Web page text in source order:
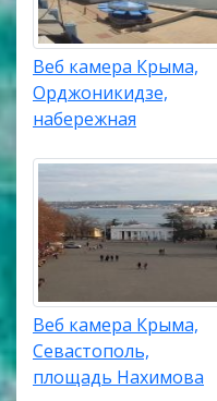
Веб камера Крыма,
Орджоникидзе,
набережная
Веб камера Крыма,
Севастополь,
площадь Нахимова